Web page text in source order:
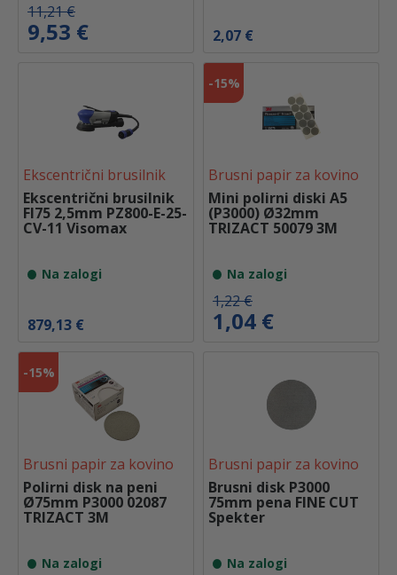
11,21€
I
z
v
j
e
b
i
l
:
1
2
€
.
9,53 €
T
r
e
a
j
e
:
9
5
3
.
2,07 €
Ekscentrični brusilnik
Ekscentrični brusilnik
FI75 2,5mm PZ800-E-25-
CV-11 Visomax
Na zalogi
879,13 €
-15%
Brusni papir za kovino
Mini polirni diski A5
(P3000) Ø32mm
TRIZACT 50079 3M
Na zalogi
1,22€
I
z
v
j
e
b
i
l
:
1,04 €
T
r
e
a
j
e
:
1
0
-15%
Brusni papir za kovino
Polirni disk na peni
Ø75mm P3000 02087
TRIZACT 3M
Na zalogi
Brusni papir za kovino
Brusni disk P3000
75mm pena FINE CUT
Spekter
Na zalogi